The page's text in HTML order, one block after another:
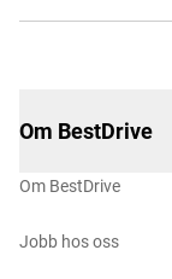
Om BestDrive
Om BestDrive
Jobb hos oss